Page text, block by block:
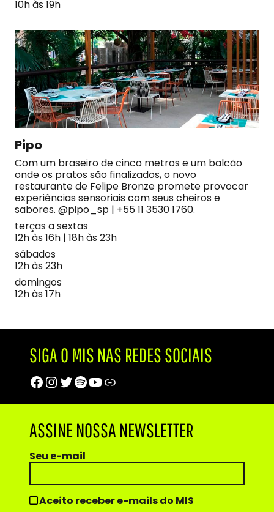
10h às 19h
Pipo
Com um braseiro de cinco metros e um balcão
onde os pratos são finalizados, o novo
restaurante de Felipe Bronze promete provocar
experiências sensoriais com seus cheiros e
sabores. @pipo_sp | +55 11 3530 1760.
terças a sextas
12h às 16h | 18h às 23h
sábados
12h às 23h
domingos
12h às 17h
SIGA O MIS NAS REDES SOCIAIS
Facebook
Instagram
Twitter
Spotify
Youtube
Trip Advisor
ASSINE NOSSA NEWSLETTER
Seu e-mail
Aceito receber e-mails do MIS